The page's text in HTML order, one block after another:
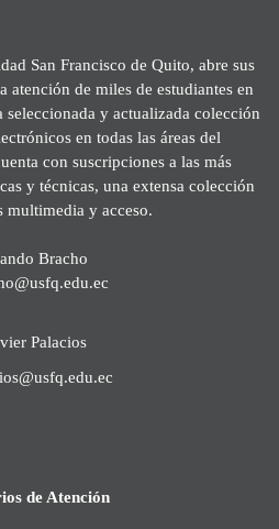
San Francisco de Quito, abre sus
atención de miles de estudiantes en
seleccionada y actualizada colección
en todas las áreas del
con suscripciones a las más
y técnicas, una extensa colección
multimedia y acceso.
Bracho
Palacios
de Atención